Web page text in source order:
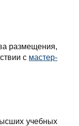
размещения,
с мастер-
учебных